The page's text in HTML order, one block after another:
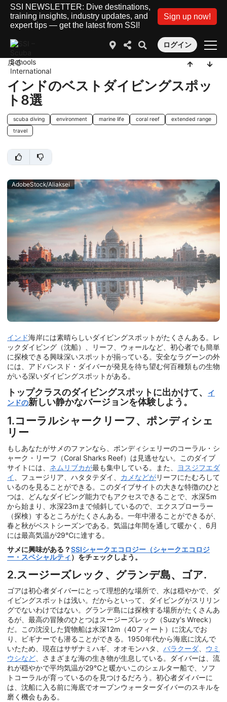
SSI NEWSLETTER: Dive destinations,
training insights, industry updates, and
expert tips — get the latest from SSI!
Sign up now!
ログイン
戻る
インドのベストダイビングスポッ
ト8選
scuba diving environment marine life coral reef
extended range
travel
AdobeStock/Aliaksei
インド海岸には素晴らしいダイビングスポットがたくさんある。レ
ックダイビング（沈船）、リーフ、ウォールなど、初心者でも簡単
に探検できる興味深いスポットが揃っている。安全なラグーンの外
には、アドバンスド・ダイバーが発見を待ち望む何百種類もの生物
がいる深いダイビングスポットがある。
トップクラスのダイビングスポットに出かけて、
イ
ンドの新しい静かなバージョンを体験しよう。
1.コーラルシャークリーフ、ポンディシェ
リー
もしあなたがサメのファンなら、ポンディシェリーのコーラル・シ
ャーク・リーフ（Coral Sharks Reef）は見逃せない。このダイブ
サイトには、 ネムリブカが最も集中している。また、
ヨスジフエダ
イ
、フュージリア、ハタタテダイ、 カメなどがリーフにたむろして
いるのを見ることができる。このダイブサイトの大きな特徴のひと
つは、どんなダイビング能力でもアクセスできることで、水深5m
から始まり、水深23mまで傾斜しているので、エクスプローラー
（探検）するところがたくさんある。一年中潜ることができるが、
春と秋がベストシーズンである。気温は年間を通して暖かく、6月
には最高気温が29℃に達する。
サメに興味がある？SSIシャークエコロジー（シャークエコロジ
ー・スペシャルティ ）をチェックしよう。
2.スージーズレック、グランデ島、ゴア.
ゴアは初心者ダイバーにとって理想的な場所で、水は穏やかで、ダ
イビングスポットは浅い。だからといって、ダイビングがスリリン
グでないわけではない。グランデ島には探検する場所がたくさんあ
るが、最高の冒険のひとつはスージーズレック（Suzy's Wreck）
だ。この沈没した貨物船は水深12m（40フィート）に沈んでお
り、ビギナーでも潜ることができる。1950年代から海底に沈んで
いたため、現在はサザナミハギ、オオモンハタ、 バラクーダ
ウミ
ウシなど 、さまざまな海の生き物が生息している。ダイバーは、流
れが穏やかで平均気温が29℃と暖かいこのシェルター船で、ソフ
トコーラルが育っているのを見つけるだろう。初心者ダイバーに
は、沈船に入る前に海底でオープンウォーターダイバーのスキルを
磨く機会もある。